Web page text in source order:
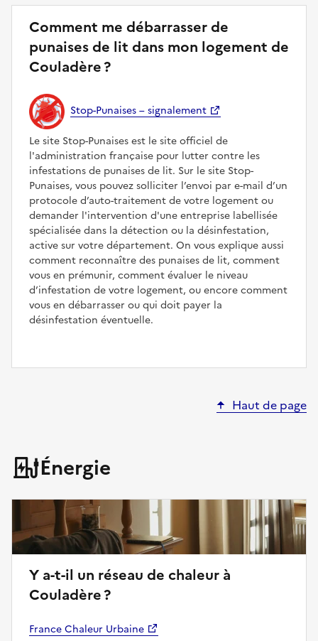
Comment me débarrasser de
punaises de lit dans mon logement de
Couladère ?
Stop-Punaises – signalement
Le site Stop-Punaises est le site officiel de
l'administration française pour lutter contre les
infestations de punaises de lit. Sur le site Stop-
Punaises, vous pouvez solliciter l’envoi par e-mail d’un
protocole d’auto-traitement de votre logement ou
demander l'intervention d'une entreprise labellisée
spécialisée dans la détection ou la désinfestation,
active sur votre département. On vous explique aussi
comment reconnaître des punaises de lit, comment
vous en prémunir, comment évaluer le niveau
d’infestation de votre logement, ou encore comment
vous en débarrasser ou qui doit payer la
désinfestation éventuelle.
Haut de page
Énergie
Y a-t-il un réseau de chaleur à
Couladère ?
France Chaleur Urbaine